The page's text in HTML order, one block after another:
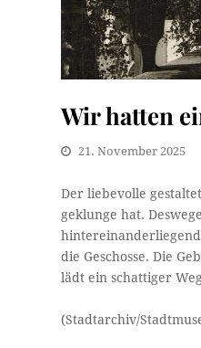
Wir hatten
21. November 2025
Der liebevolle
geklunge hat.
die Geschosse. Die
lädt ein schattiger
(Stadtarchiv/